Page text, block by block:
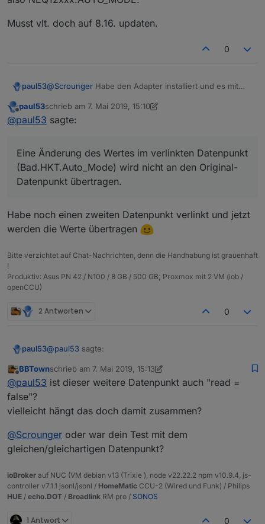
linkeddevices.0	2019-05-07 16:47:56.245
linkeddevices.0	2019-05-07 16:47:56.162
linkeddevices.0	2019-05-07 16:47:56.142
host.FP-NBA-W10	2019-05-07 16:47:52.933
Musst vlt. doch auf 8.16. updaten.
0
paul53@Scrounger Habe den Adapter installiert und es mit
Änderung des Wertes im verlinkten Datenpunkt
(Bad.HKT.Auto_Mode) wird nicht an den Original-
  "common": {
    "name": "Bad HKT Auto-Mode",
    "desc": "Created by linkeddevices",
    "write": true,
      "linkeddevices.0": {
        "isLinked": true
    },
    "icon": "linkeddevices_small.png"
  "user": "system.user.admin",
  "_id": "linkeddevices.0.Bad.HKT.Auto_Mode",
  "acl": {
    "state": 1636,
    "owner": "system.user.admin",
    "ownerGroup": "system.group.administrator"
  "native": {}
Offline
paul53schrieb am 7. Mai 2019, 15:10
zuletzt editiert von paul53 5. Juli 2019, 17:10
@paul53 sagte:
Eine Änderung des Wertes im verlinkten Datenpunkt
(Bad.HKT.Auto_Mode) wird nicht an den Original-
Datenpunkt übertragen.
Habe noch einen zweiten Datenpunkt verlinkt und jetzt
werden die Werte übertragen
Bitte verzichtet auf Chat-Nachrichten, denn die Handhabung ist grauenhaft
!
Produktiv: Asus PN 42 / N100 / 8 GB / 500 GB; Proxmox mit 2 VM (iob /
openCCU)
2 Antworten 0
paul53@paul53 sagte:
Eine Änderung des Wertes im verlinkten
werden die Werte übertragen
Offline
BBTownschrieb am 7. Mai 2019, 15:13
zuletzt editiert von BBTown5. Juli 2019, 17:14
@paul53 ist dieser weitere Datenpunkt auch "read =
false"?
vielleicht hängt das doch damit zusammen?
@Scrounger oder war dein Test mit dem
gleichen/gleichartigen Datenpunkt?
ioBroker auf NUC (VM debian v13 (Trixie ), node v22.22.2 npm v10.9.4, js-
controller v7.1.1 jsonl/jsonl / HomeMatic CCU-2 (Wired und Funk) / Philips
HUE / echo.DOT / Broadlink RM pro / SONOS
1 Antwort 0